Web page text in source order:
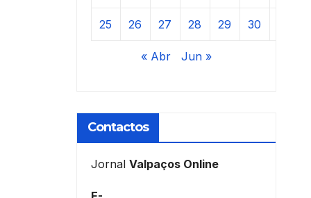
25 26 27 28 29 30
« Abr Jun »
Contactos
Jornal Valpaços Online